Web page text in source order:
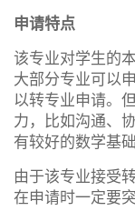
申请特点
该专业对学生的
大部分专业可以
以转专业申请。
力，比如沟通、
有较好的数学基
由于该专业接受
在申请时一定要